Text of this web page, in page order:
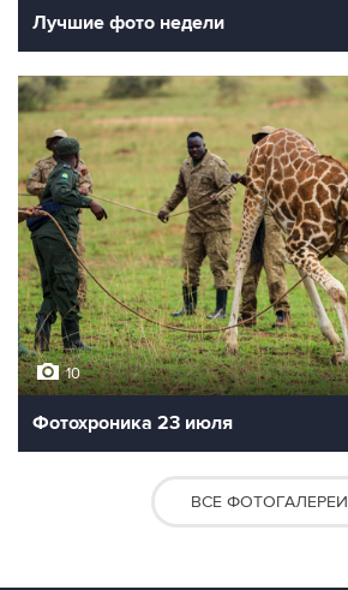
Лучшие фото недели
10
Фотохроника 23 июля
ВСЕ ФОТОГАЛЕРЕИ